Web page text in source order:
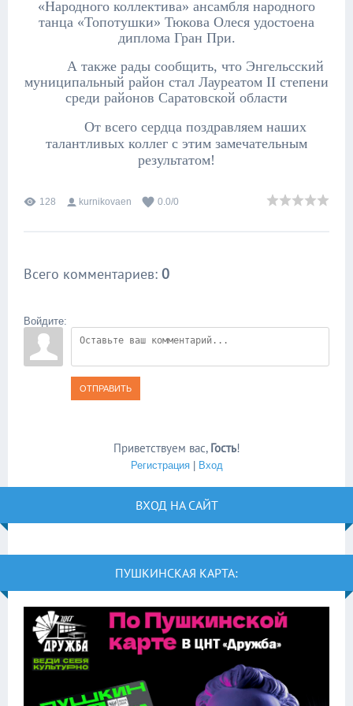
«Народного коллектива» ансамбля народного
танца «Топотушки» Тюкова Олеся удостоена
диплома Гран При.
А также рады сообщить, что Энгельсский
муниципальный район стал Лауреатом II степени
среди районов Саратовской области
От всего сердца поздравляем наших
талантливых коллег с этим замечательным
результатом!
128 kurnikovaen 0.0/0
Всего комментариев: 0
Войдите:
ОТПРАВИТЬ
Приветствуем вас, Гость!
Регистрация| Вход
ВХОД НА САЙТ
ПУШКИНСКАЯ КАРТА: